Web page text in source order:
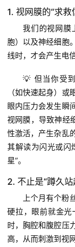
1. 视网膜的“求救
我们的视网膜
胞）以及神经细胞
线时，才会产生电
💡 但当你受
（如快速起身）
眼内压力会发生瞬
视网膜，导致神经
性激活，产生杂乱
其解读为闪光或
星”。
2. 不止是“蹲久站
上个月有个粉
硬拉，眼前就金光
时，胸腔和腹腔压
高，从而刺激到视网